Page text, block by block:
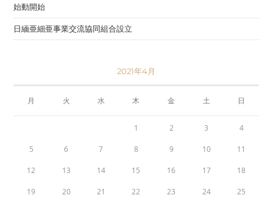
始動開始
日緬亜細亜事業交流協同組合設立
2021年4月
月 火 水 木 金 土 日
1 2 3 4
5 6 7 8 9 10 11
12 13 14 15 16 17 18
19 20 21 22 23 24 25